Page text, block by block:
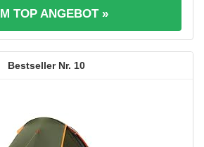
TOP ANGEBOT »
10